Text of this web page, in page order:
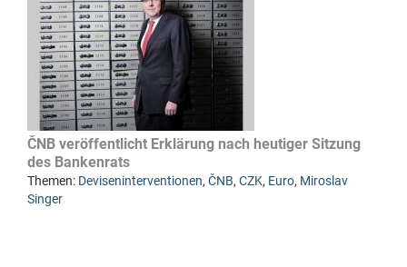
ČNB veröffentlicht Erklärung nach heutiger Sitzung
des Bankenrats
Themen: Deviseninterventionen, ČNB, CZK, Euro, Miroslav
Singer